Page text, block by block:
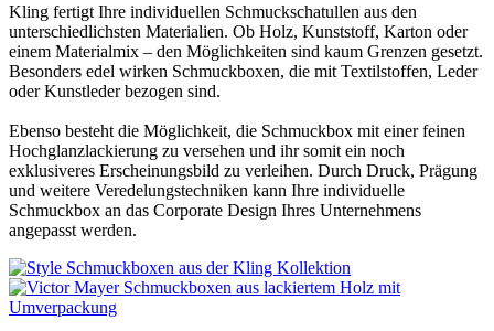
Kling fertigt Ihre individuellen Schmuckschatullen aus den
unterschiedlichsten Materialien. Ob Holz, Kunststoff, Karton oder
einem Materialmix – den Möglichkeiten sind kaum Grenzen gesetzt.
Besonders edel wirken Schmuckboxen, die mit Textilstoffen, Leder
oder Kunstleder bezogen sind.
Ebenso besteht die Möglichkeit, die Schmuckbox mit einer feinen
Hochglanzlackierung zu versehen und ihr somit ein noch
exklusiveres Erscheinungsbild zu verleihen. Durch Druck, Prägung
und weitere Veredelungstechniken kann Ihre individuelle
Schmuckbox an das Corporate Design Ihres Unternehmens
angepasst werden.